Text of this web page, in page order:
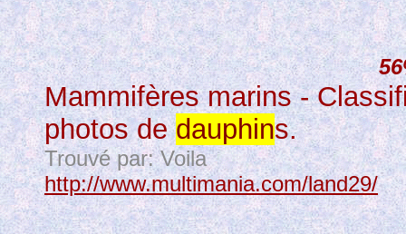
Mammifères marins -
photos dedauphins.
Trouvé par: Voila
http://www.multimania.com/land29/